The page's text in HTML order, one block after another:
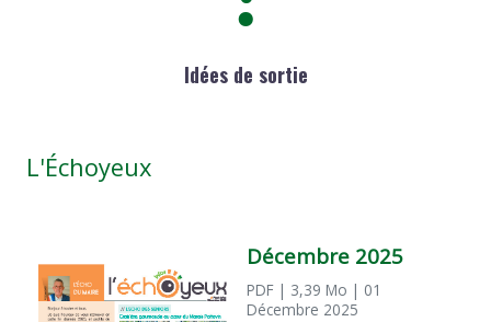
Idées de sortie
L'Échoyeux
Décembre 2025
PDF | 3,39 Mo | 01
Décembre 2025